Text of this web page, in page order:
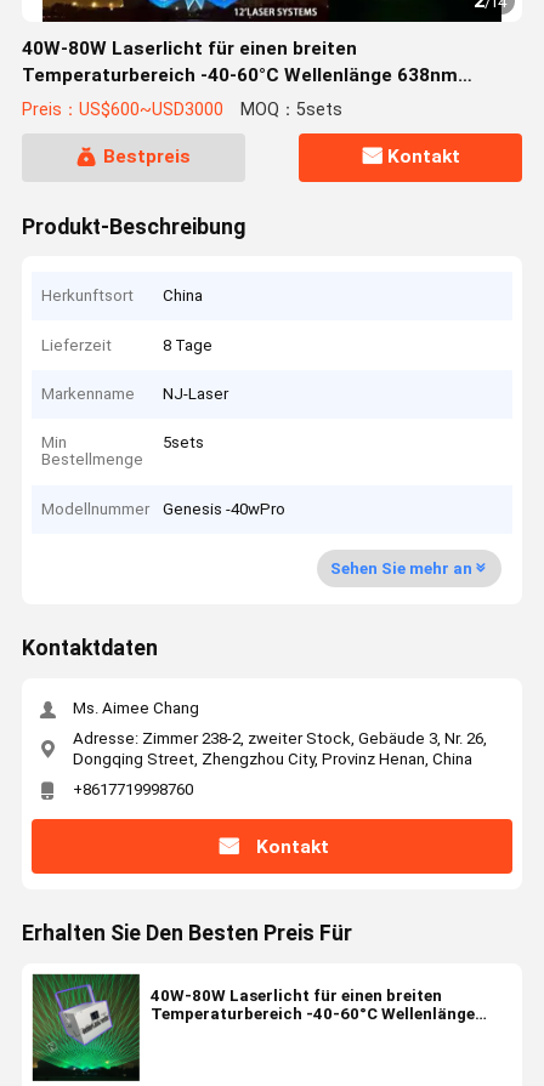
40W-80W Laserlicht für einen breiten
Temperaturbereich -40-60°C Wellenlänge 638nm
525nm 455nm
Preis：US$600~USD3000 MOQ：5sets
Bestpreis Kontakt
Produkt-Beschreibung
Herkunftsort China
Lieferzeit 8 Tage
Markenname NJ-Laser
Min
Bestellmenge
5sets
Modellnummer Genesis -40wPro
Sehen Sie mehr an
Kontaktdaten
Ms. Aimee Chang
Adresse: Zimmer 238-2, zweiter Stock, Gebäude 3, Nr. 26,
Dongqing Street, Zhengzhou City, Provinz Henan, China
+8617719998760
Kontakt
Erhalten Sie Den Besten Preis Für
40W-80W Laserlicht für einen breiten
Temperaturbereich -40-60°C Wellenlänge